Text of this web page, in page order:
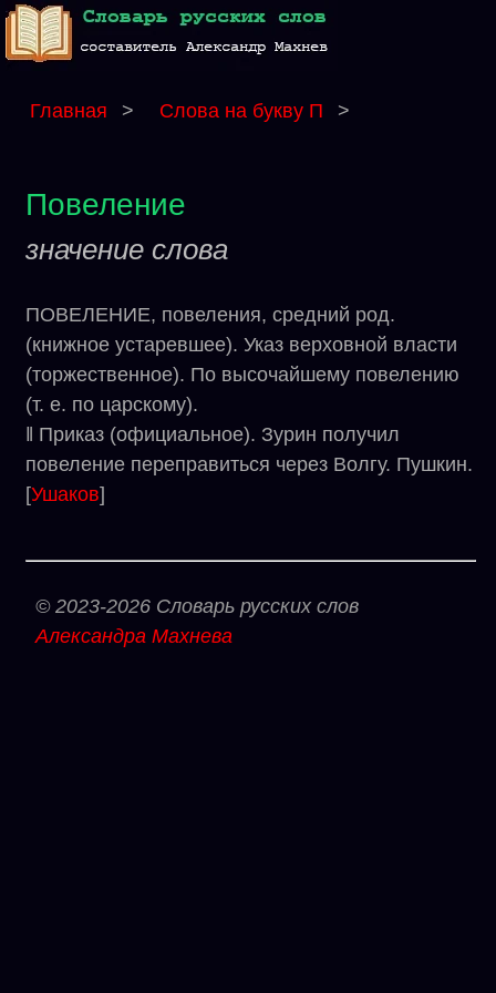
Главная > Слова на букву П >
Повеление
значение слова
ПОВЕЛЕНИЕ, повеления, средний род.
(книжное устаревшее). Указ верховной власти
(торжественное). По высочайшему повелению
(т. е. по царскому).
‖ Приказ (официальное). Зурин получил
повеление переправиться через Волгу. Пушкин.
[Ушаков]
© 2023-2026 Словарь русских слов
Александра Махнева